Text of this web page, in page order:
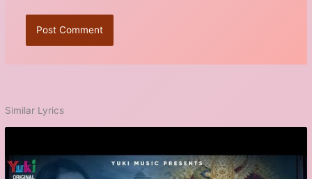
Similar Lyrics